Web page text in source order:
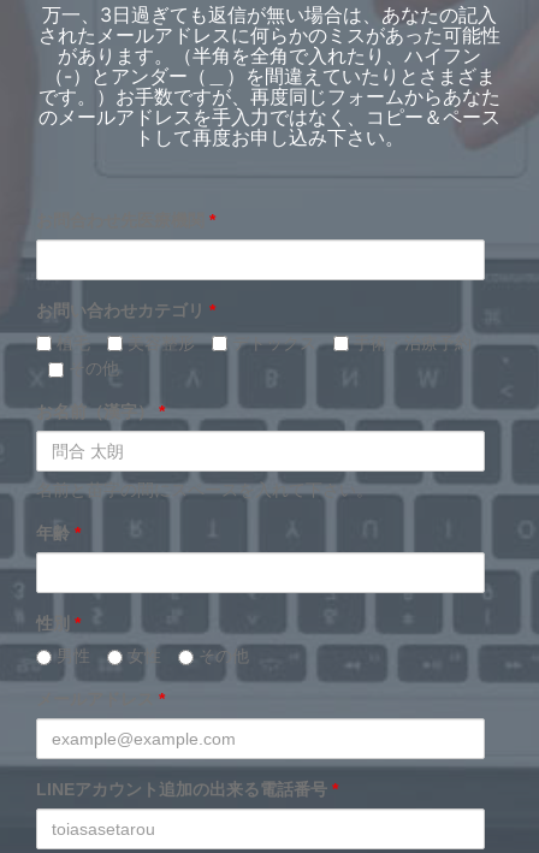
万一、3日過ぎても返信が無い場合は、あなたの記入
されたメールアドレスに何らかのミスがあった可能性
があります。（半角を全角で入れたり、ハイフン
（-）とアンダー（＿）を間違えていたりとさまざま
です。）お手数ですが、再度同じフォームからあなた
のメールアドレスを手入力ではなく、コピー＆ペース
トして再度お申し込み下さい。
*
お問い合わせカテゴリ *
植毛
美容整形 デトックス
手術・治療予約
その他
お名前（漢字） *
名前と苗字の間にスペースを入れて下さい。
年齢 *
性別 *
男性
女性 その他
*
LINEアカウント追加の出来る電話番号 *